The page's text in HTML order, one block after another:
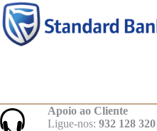
Apoio ao Cliente
Ligue-nos: 932 128 320